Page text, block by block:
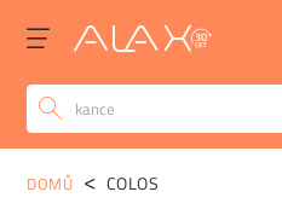
POPIS
DOMŮ COLOS